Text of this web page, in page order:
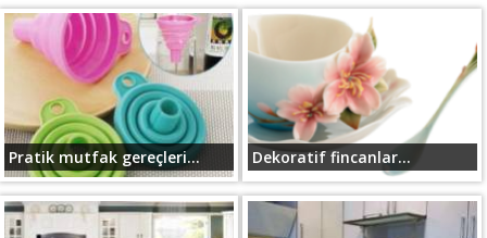
Pratik mutfak gereçleri... Dekoratif fincanlar...